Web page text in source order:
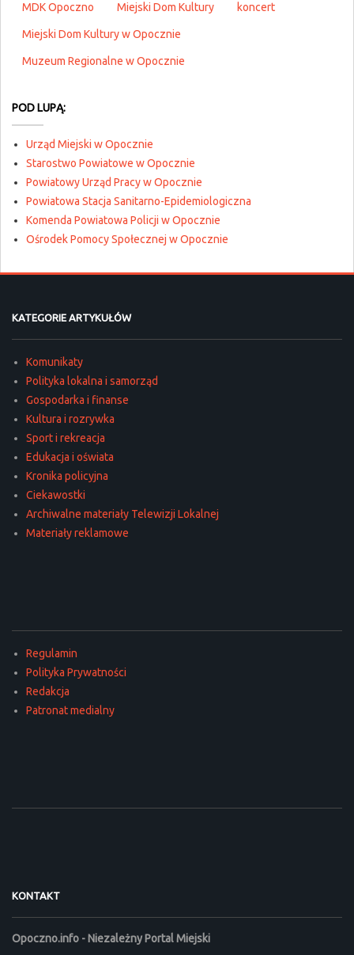
MDK Opoczno Miejski Dom Kultury koncert
Miejski Dom Kultury w Opocznie
Muzeum Regionalne w Opocznie
POD LUPĄ:
Urząd Miejski w Opocznie
Starostwo Powiatowe w Opocznie
Powiatowy Urząd Pracy w Opocznie
Powiatowa Stacja Sanitarno-Epidemiologiczna
Komenda Powiatowa Policji w Opocznie
Ośrodek Pomocy Społecznej w Opocznie
KATEGORIE ARTYKUŁÓW
Komunikaty
Polityka lokalna i samorząd
Gospodarka i finanse
Kultura i rozrywka
Sport i rekreacja
Edukacja i oświata
Kronika policyjna
Ciekawostki
Archiwalne materiały Telewizji Lokalnej
Materiały reklamowe
Regulamin
Polityka Prywatności
Redakcja
Patronat medialny
KONTAKT
Opoczno.info - Niezależny Portal Miejski